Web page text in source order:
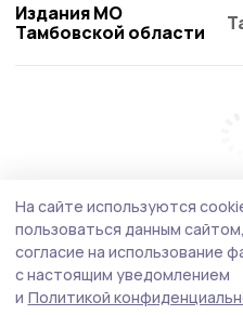
Издания МО
Тамбовской области
На сайте используются
пользоваться данным
согласие на использование
с настоящим уведомлением
и Политикой